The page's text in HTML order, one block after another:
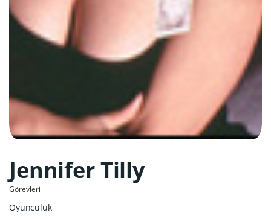
Jennifer Tilly
Görevleri
Oyunculuk